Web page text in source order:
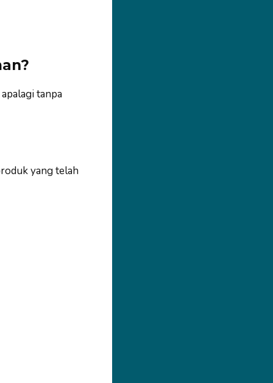
tanpa
yang telah